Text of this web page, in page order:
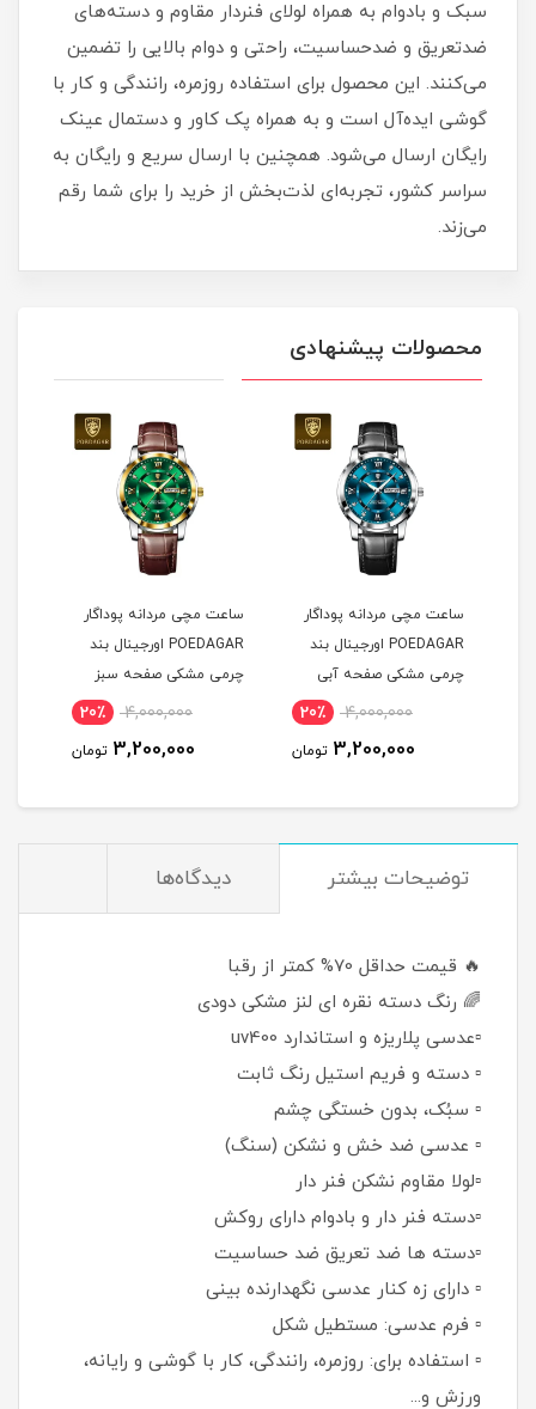
سبک و بادوام به همراه لولای فنردار مقاوم و دسته‌های
ضدتعریق و ضدحساسیت، راحتی و دوام بالایی را تضمین
می‌کنند. این محصول برای استفاده روزمره، رانندگی و کار با
گوشی ایده‌آل است و به همراه پک کاور و دستمال عینک
رایگان ارسال می‌شود. همچنین با ارسال سریع و رایگان به
سراسر کشور، تجربه‌ای لذت‌بخش از خرید را برای شما رقم
می‌زند.
محصولات پیشنهادی
ساعت مچی مردانه پوداگار
POEDAGAR اورجينال بند
چرمی مشکی صفحه آبی
نسخه اروپايی4,000,000 20٪
3,200,000 تومان
ساعت مچی مردانه پوداگار
POEDAGAR اورجينال بند
چرمی مشکی صفحه سبز
نسخه اروپايی4,000,000 20٪
3,200,000 تومان
توضيحات بيشتر دیدگاه‌ها
🔥 قیمت حداقل 70% کمتر از رقبا
🌈 رنگ دسته نقره ای لنز مشکی دودی
▫️عدسی پلاریزه و استاندارد uv400
▫️ دسته و فریم استیل رنگ ثابت
▫️ سبُک، بدون خستگی چشم
▫️ عدسی ضد خش و نشکن (سنگ)
▫️لولا مقاوم نشکن فنر دار
▫️دسته فنر دار و بادوام دارای روکش
▫️دسته ها ضد تعریق ضد حساسیت
▫️ دارای زه کنار عدسی نگهدارنده بینی
▫️ فرم عدسی: مستطیل شکل
▫️ استفاده برای: روزمره، رانندگی، کار با گوشی و رایانه،
ورزش و...